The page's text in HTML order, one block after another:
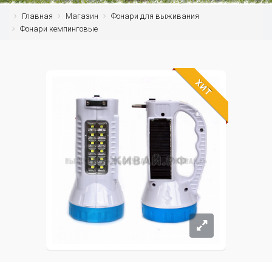
Главная Магазин
Фонари для выживания
Фонари кемпинговые
ХИТ